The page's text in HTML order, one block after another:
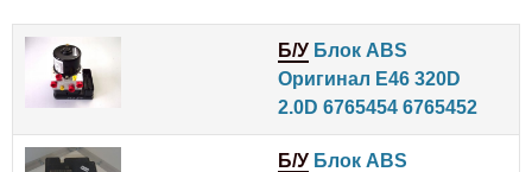
Б/У Блок ABS
Оригинал E46 320D
2.0D 6765454 6765452
Б/У Блок ABS